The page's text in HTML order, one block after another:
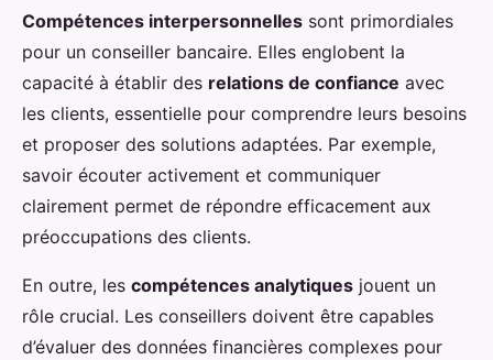
Compétences interpersonnelles sont primordiales
pour un conseiller bancaire. Elles englobent la
capacité à établir des relations de confiance avec
les clients, essentielle pour comprendre leurs besoins
et proposer des solutions adaptées. Par exemple,
savoir écouter activement et communiquer
clairement permet de répondre efficacement aux
préoccupations des clients.
En outre, les compétences analytiques jouent un
rôle crucial. Les conseillers doivent être capables
d’évaluer des données financières complexes pour